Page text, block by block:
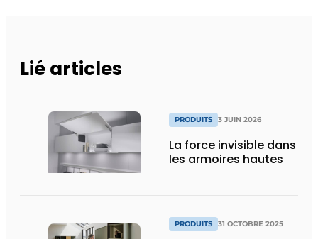
Lié articles
PRODUITS 3 JUIN 2026
La force invisible dans
les armoires hautes
PRODUITS 31 OCTOBRE 2025